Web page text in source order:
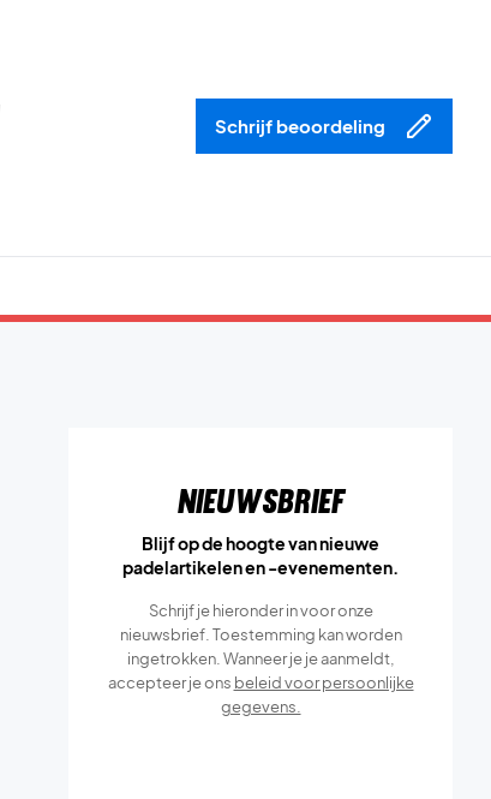
Schrijf beoordeling
Nieuwsbrief
Blijf op de hoogte van nieuwe
padelartikelen en -evenementen.
Schrijf je hieronder in voor onze
nieuwsbrief. Toestemming kan worden
ingetrokken. Wanneer je je aanmeldt,
accepteer je ons beleid voor persoonlijke
gegevens.